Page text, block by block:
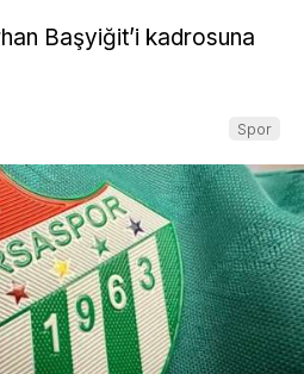
Başyiğit’i kadrosuna
Spor